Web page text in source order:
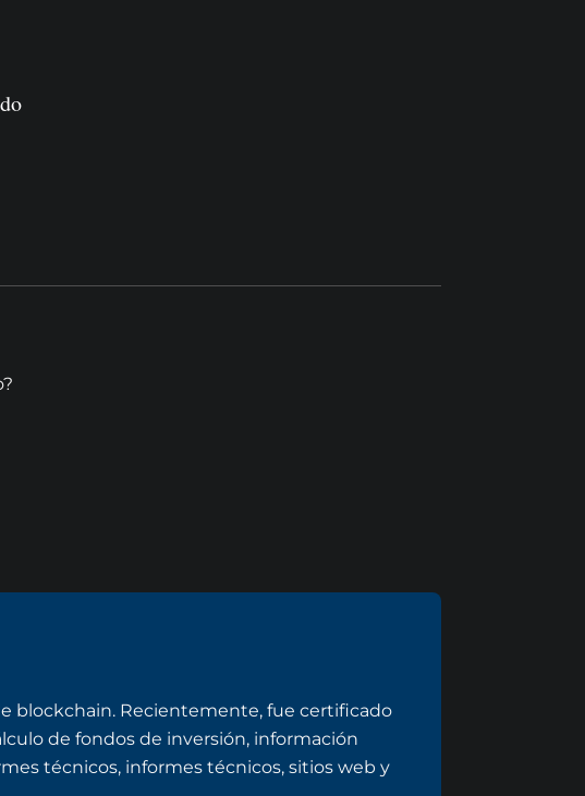
blockchain. Recientemente, fue certificado
de fondos de inversión, información
técnicos, informes técnicos, sitios web y